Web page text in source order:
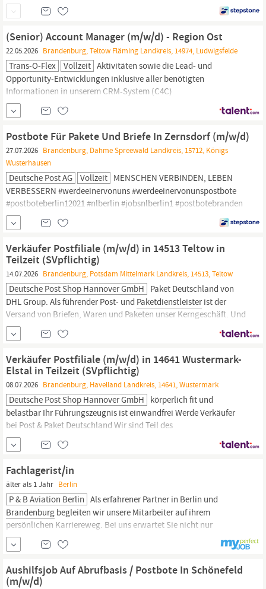
(Senior) Account Manager (m/w/d) - Region Ost
22.05.2026 Brandenburg, Teltow Fläming Landkreis, 14974, Ludwigsfelde
Trans-O-Flex Vollzeit Aktivitäten sowie die Lead- und
Opportunity-Entwicklungen inklusive aller benötigten
Informationen in unserem CRM-System (C4C)
Qualifikationsprofil: Abgeschlossene kaufmännische Ausbildung
oder vergleichbares Studium Erfahrung im Vertrieb, idealerweise
Flexibilität durch Mobilität und...
Postbote Für Pakete Und Briefe In Zernsdorf (m/w/d)
27.07.2026 Brandenburg, Dahme Spreewald Landkreis, 15712, Königs
Wusterhausen
Deutsche Post AG Vollzeit MENSCHEN VERBINDEN, LEBEN
VERBESSERN #werdeeinervonuns #werdeeinervonunspostbote
#postboteberlin12021 #nlberlin #jobsnlberlin1 #postbotebranden
#zustellungberlin #betriebberlin #F1Zusteller #berlinzusteller
Briefzustellung;Herzlich;Zählen;Deutsch;Auslieferung;Fahrzeuge
führen;Fahrrad, Logistik | Post,
Paketdienste,
Berufserfahrung...
Verkäufer Postfiliale (m/w/d) in 14513 Teltow in
Teilzeit (SVpflichtig)
14.07.2026 Brandenburg, Potsdam Mittelmark Landkreis, 14513, Teltow
Deutsche Post Shop Hannover GmbH Paket Deutschland von
DHL Group. Als führender Post- und Paketdienstleisterist der
Versand von Briefen, Waren und Paketen unser Kerngeschäft. Und
diesen gesellschaftlichen Auftrag erfüllen wir mit einer
besonderen Leidenschaft: Als ein starkes, unternehmerisches
Team denken wir positiv, finden Lösungen, gestalten
Veränderungen und
Verkäufer Postfiliale (m/w/d) in 14641 Wustermark-
Elstal in Teilzeit (SVpflichtig)
08.07.2026 Brandenburg, Havelland Landkreis, 14641, Wustermark
Deutsche Post Shop Hannover GmbH körperlich fit und
belastbar Ihr Führungszeugnis ist einwandfrei Werde Verkäufer
bei Post & Paket Deutschland Wir sind Teil des
Unternehmensbereichs Post & Paket Deutschland von DHL Group.
Als führender Post- und
ist der Versand von
Briefen, Waren und Paketen unser Kerngeschäft. Und diesen
gesellschaftlichen Auftrag
Fachlagerist/in
älter als 1 Jahr Berlin
P & B Aviation Berlin Als erfahrener Partner in Berlin und
Brandenburg begleiten wir unsere Mitarbeiter auf ihrem
persönlichen Karriereweg. Bei uns erwartet Sie nicht nur
irgendein Job, sondern eine spannende Herausforderung im
außergewöhnlichen Umfeld unserer Kundenunternehmen. Für
unserer Kunden suchen wir mehrere Mitarbeiter in der
Warenannahme/Lager (m/w/d) in der
Aushilfsjob Auf Abrufbasis / Postbote In Schönefeld
(m/w/d)